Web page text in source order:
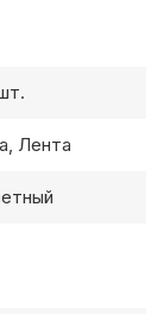
Лента